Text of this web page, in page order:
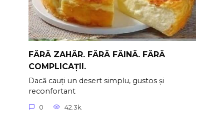
FĂRĂ ZAHĂR. FĂRĂ FĂINĂ. FĂRĂ
COMPLICAȚII.
Dacă cauți un desert simplu, gustos și
reconfortant
0 42.3k.